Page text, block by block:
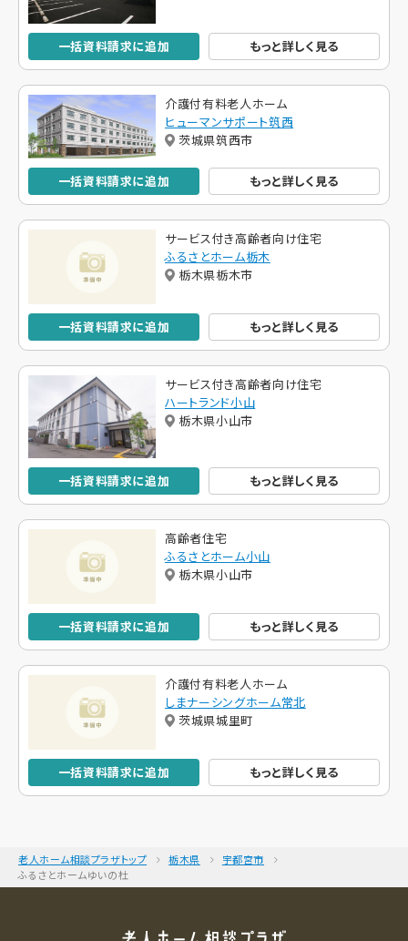
一括資料請求に追加 もっと詳しく見る
介護付有料老人ホーム
ヒューマンサポート筑西
茨城県筑西市
一括資料請求に追加 もっと詳しく見る
サービス付き高齢者向け住宅
ふるさとホーム栃木
栃木県栃木市
一括資料請求に追加 もっと詳しく見る
サービス付き高齢者向け住宅
ハートランド小山
栃木県小山市
一括資料請求に追加 もっと詳しく見る
高齢者住宅
ふるさとホーム小山
栃木県小山市
一括資料請求に追加 もっと詳しく見る
介護付有料老人ホーム
しまナーシングホーム常北
茨城県城里町
一括資料請求に追加 もっと詳しく見る
老人ホーム相談プラザトップ 栃木県
宇都宮市
ふるさとホームゆいの杜